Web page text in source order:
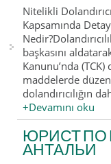
Nitelikli
Kapsamında
başkasını
Kanunu’nda (TCK)
maddelerde
dolandırıcılığın
+Devamını oku
ЮРИСТ ПО
АНТАЛЬИ